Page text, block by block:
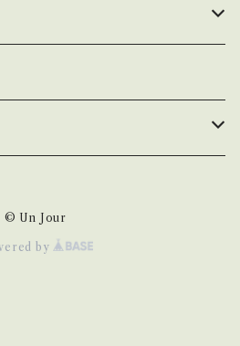
© Un Jour
by